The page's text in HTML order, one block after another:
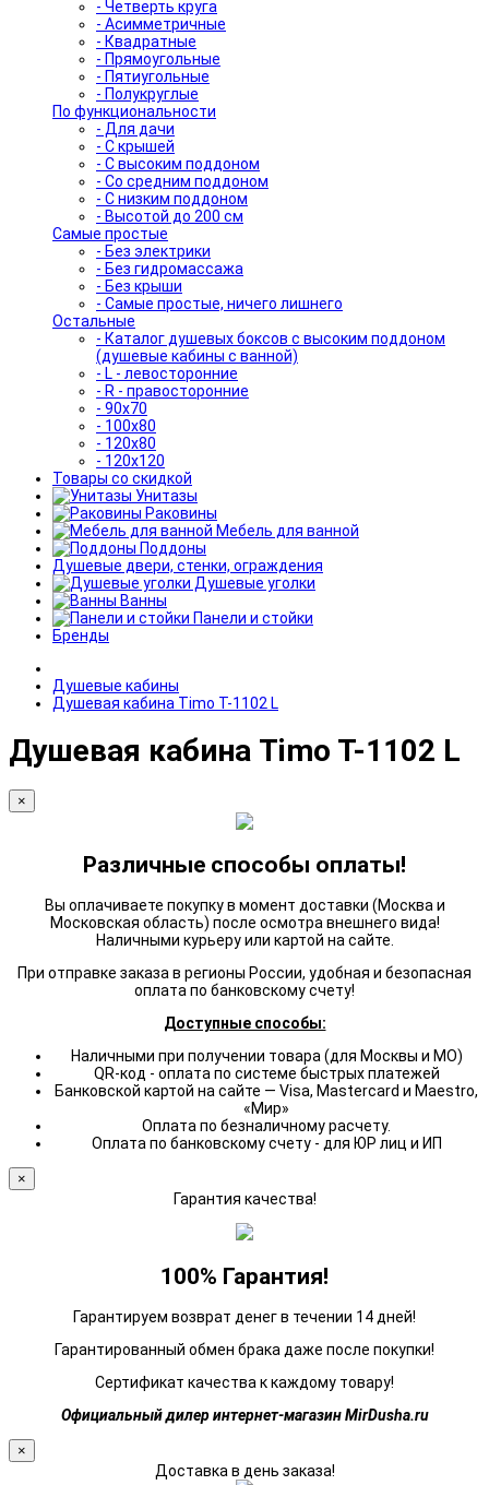
- Четверть круга
- Асимметричные
- Квадратные
- Прямоугольные
- Пятиугольные
- Полукруглые
По функциональности
- Для дачи
- С крышей
- С высоким поддоном
- Со средним поддоном
- С низким поддоном
- Высотой до 200 см
Самые простые
- Без электрики
- Без гидромассажа
- Без крыши
- Самые простые, ничего лишнего
Остальные
- Каталог душевых боксов с высоким поддоном
(душевые кабины с ванной)
- L - левосторонние
- R - правосторонние
- 90x70
- 100x80
- 120x80
- 120x120
Товары со скидкой
Унитазы
Раковины
Мебель для ванной
Поддоны
Душевые двери, стенки, ограждения
Душевые уголки
Ванны
Панели и стойки
Бренды
Душевые кабины
Душевая кабина Timo T-1102 L
Душевая кабина Timo T-1102 L
×
Различные способы оплаты!
Вы оплачиваете покупку в момент доставки (Москва и
Московская область) после осмотра внешнего вида!
Наличными курьеру или картой на сайте.
При отправке заказа в регионы России, удобная и безопасная
оплата по банковскому счету!
Доступные способы:
Наличными при получении товара (для Москвы и МО)
QR-код - оплата по системе быстрых платежей
Банковской картой на сайте — Visa, Mastercard и Maestro,
«Мир»
Оплата по безналичному расчету.
Оплата по банковскому счету - для ЮР лиц и ИП
×
Гарантия качества!
100% Гарантия!
Гарантируем возврат денег в течении 14 дней!
Гарантированный обмен брака даже после покупки!
Сертификат качества к каждому товару!
Официальный дилер интернет-магазин MirDusha.ru
×
Доставка в день заказа!